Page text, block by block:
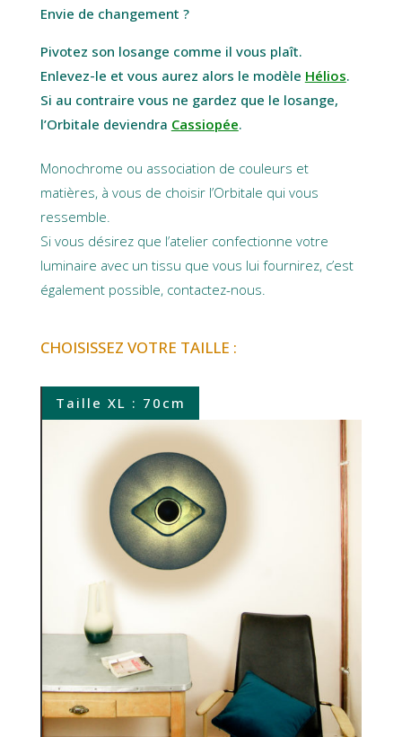
Envie de changement ?
Pivotez son losange comme il vous plaît.
Enlevez-le et vous aurez alors le modèle Hélios.
Si au contraire vous ne gardez que le losange,
l’Orbitale deviendra Cassiopée.
Monochrome ou association de couleurs et
matières, à vous de choisir l’Orbitale qui vous
ressemble.
Si vous désirez que l’atelier confectionne votre
luminaire avec un tissu que vous lui fournirez, c’est
également possible, contactez-nous.
CHOISISSEZ VOTRE TAILLE :
Taille XL : 70cm